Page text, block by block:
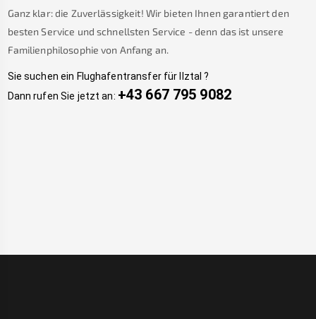
Ganz klar: die Zuverlässigkeit! Wir bieten Ihnen garantiert den
besten Service und schnellsten Service - denn das ist unsere
Familienphilosophie von Anfang an.
Sie suchen ein Flughafentransfer für Ilztal ?
Dann rufen Sie jetzt an: +43 667 795 9082